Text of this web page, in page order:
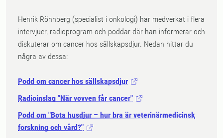
Henrik Rönnberg (specialist i onkologi) har medverkat i flera
intervjuer, radioprogram och poddar där han informerar och
diskuterar om cancer hos sällskapsdjur. Nedan hittar du
några av dessa:
Podd om cancer hos sällskapsdjur
Radioinslag "När vovven får cancer"
Podd om "Bota husdjur – hur bra är veterinärmedicinsk
forskning och vård?"